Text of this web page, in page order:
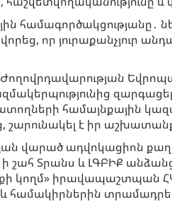
համագործակցությանը․
որ յուրաքանչյուր
Ժողովրդավարության
համայնքային
է իր
վարած ադվոկացիոն
շահ Տրանս և ԼԳԲԻՔ
կողմ» իրավապաշտպան
համակիրներին